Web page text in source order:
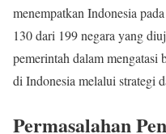
menempatkan Indonesia
130 dari 199 negara yang
pemerintah dalam mengatasi
di Indonesia melalui strategi
Permasalahan